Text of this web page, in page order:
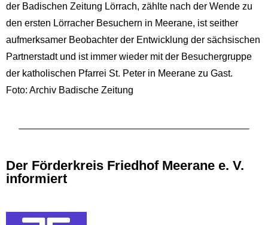
der Badischen Zeitung Lörrach, zählte nach der Wende zu
den ersten Lörracher Besuchern in Meerane, ist seither
aufmerksamer Beobachter der Entwicklung der sächsischen
Partnerstadt und ist immer wieder mit der Besuchergruppe
der katholischen Pfarrei St. Peter in Meerane zu Gast.
Foto: Archiv Badische Zeitung
Der Förderkreis Friedhof Meerane e. V.
informiert